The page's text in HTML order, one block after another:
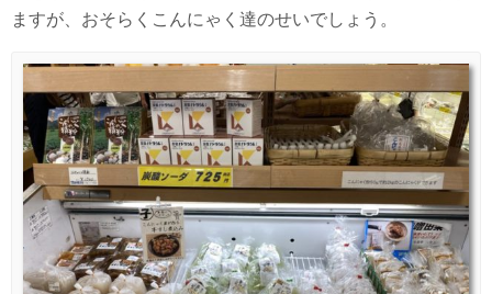
ますが、おそらくこんにゃく達のせいでしょう。